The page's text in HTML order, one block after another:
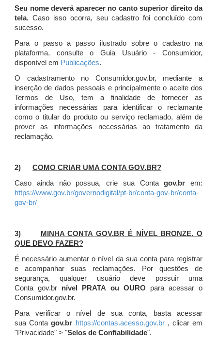
Seu nome deverá aparecer no canto superior direito da
tela. Caso isso ocorra, seu cadastro foi concluído com
sucesso.
Para o passo a passo ilustrado sobre o cadastro na
plataforma, consulte o Guia Usuário - Consumidor,
disponível em Publicações.
O cadastramento no Consumidor.gov.br, mediante a
inserção de dados pessoais e principalmente o aceite dos
Termos de Uso, tem a finalidade de fornecer as
informações necessárias para identificar o reclamante
como o titular do produto ou serviço reclamado, além de
prover as informações necessárias ao tratamento da
reclamação.
2) COMO CRIAR UMA CONTA GOV.BR?
Caso ainda não possua, crie sua Contagov.br em:
https://www.gov.br/governodigital/pt-br/conta-gov-br/conta-
gov-br/
3)
MINHA CONTA GOV.BR É NÍVEL BRONZE. O
QUE DEVO FAZER?
É necessário aumentar o nível da sua conta para registrar
e acompanhar suas reclamações. Por questões de
segurança, qualquer usuário deve possuir uma
Conta gov.br nível PRATA ou OURO para acessar o
Consumidor.gov.br.
Para verificar o nível de sua conta, basta acessar
sua Contagov.br https://contas.acesso.gov.br, clicar em
"Privacidade" > "Selos de Confiabilidade".